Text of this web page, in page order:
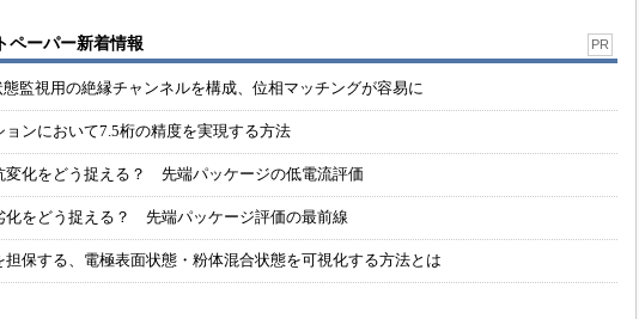
ペーパー新着情報 PR
監視用の絶縁チャンネルを構成、位相マッチングが容易に
ンにおいて7.5桁の精度を実現する方法
変化をどう捉える？ 先端パッケージの低電流評価
化をどう捉える？ 先端パッケージ評価の最前線
保する、電極表面状態・粉体混合状態を可視化する方法とは